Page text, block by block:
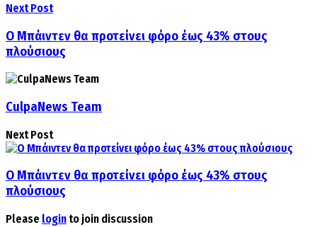
Next Post
Ο Μπάιντεν θα προτείνει φόρο έως 43% στους
πλούσιους
CulpaNews Team
Next Post
Ο Μπάιντεν θα προτείνει φόρο έως 43% στους
πλούσιους
Please login to join discussion